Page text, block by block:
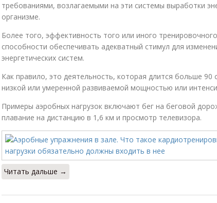
требованиями, возлагаемыми на эти системы выработки
организме.
Более того, эффективность того или иного
способности обеспечивать адекватный стимул для
энергетических систем.
Как правило, это деятельность, которая длится больше 90
низкой или умеренной развиваемой мощностью или
Примеры аэробных нагрузок включают бег на беговой
плавание на дистанцию в 1,6 км и просмотр телевизора.
Читать дальше →